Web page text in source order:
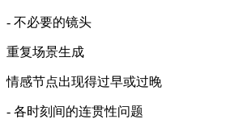
- 不必要的镜头
重复场景生成
情感节点出现得过早或过晚
- 各时刻间的连贯性问题